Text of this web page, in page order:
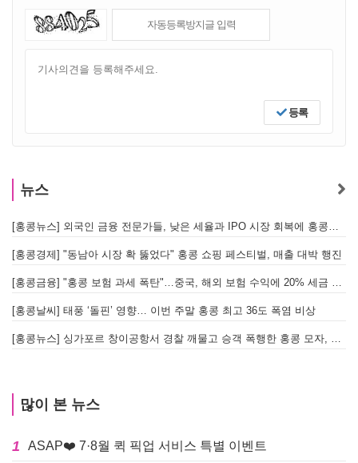
등록
뉴스
[홍콩경제] "동남아 시장 확 뚫었다" 홍콩 쇼핑 페스티벌, 매출 대박 행진
[홍콩날씨] 태풍 ‘돌핀’ 영향… 이번 주말 홍콩 최고 36도 폭염 비상
많이 본 뉴스
1 ASAP❤️ 7·8월 퀵 픽업 서비스 특별 이벤트